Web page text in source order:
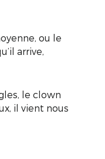
ou le
arrive,
le clown
il vient nous